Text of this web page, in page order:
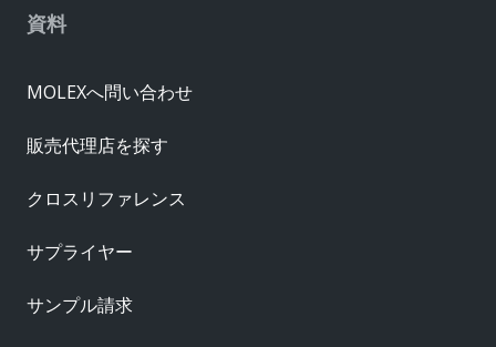
資料
MOLEXへ問い合わせ
販売代理店を探す
クロスリファレンス
サプライヤー
サンプル請求